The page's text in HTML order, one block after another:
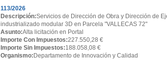
113/2026
Descripción:Servicios de Dirección de Obra y Dirección de
industrializado modular 3D en Parcela "VALLECAS 72"
Asunto:Alta licitación en Portal
Importe Con Impuestos:227.550,28 €
Importe Sin Impuestos:188.058,08 €
Organismo: Departamento de Innovación y Calidad